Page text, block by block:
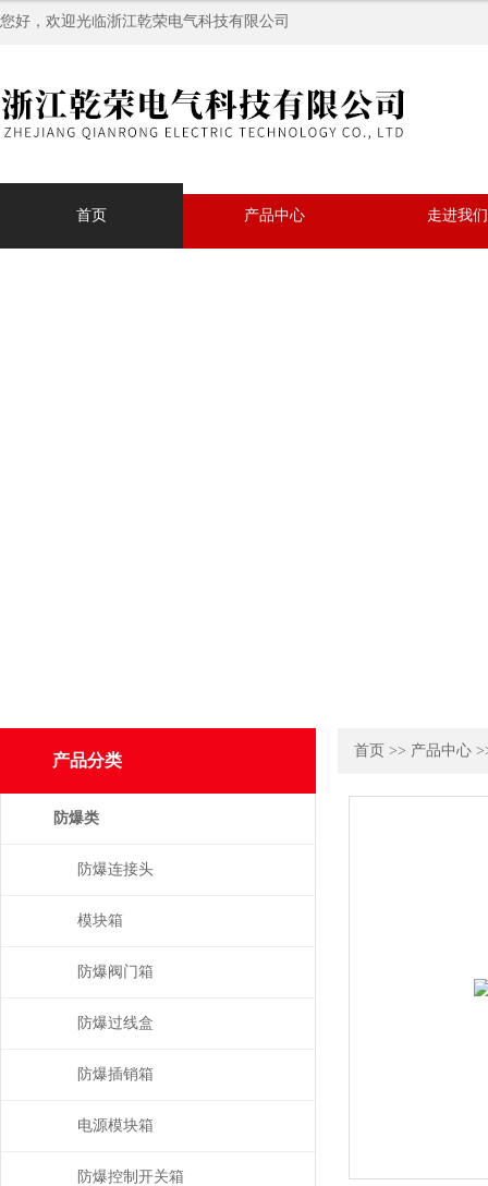
您好，欢迎光临浙江乾荣电气科技有限公司
首页 产品中心 走进我们
首页 >> 产品中心
产品分类
防爆类
防爆连接头
模块箱
防爆阀门箱
防爆过线盒
防爆插销箱
电源模块箱
防爆控制开关箱